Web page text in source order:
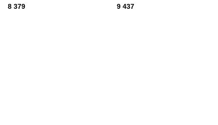
8 379 9 437